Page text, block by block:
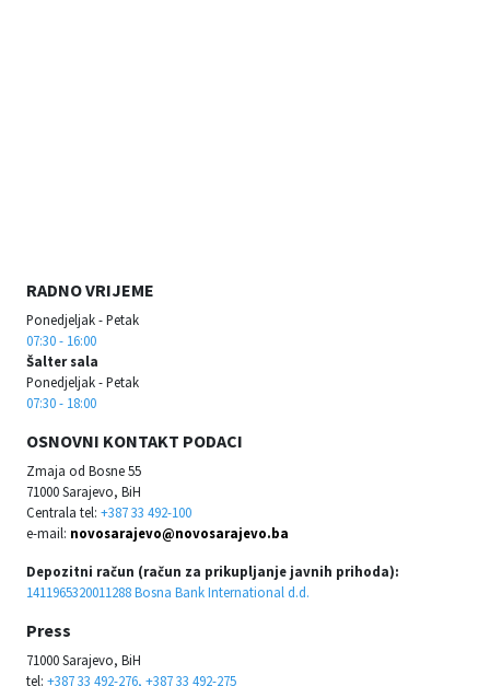
RADNO VRIJEME
Ponedjeljak - Petak
07:30 - 16:00
Šalter sala
Ponedjeljak - Petak
07:30 - 18:00
OSNOVNI KONTAKT PODACI
Zmaja od Bosne 55
71000 Sarajevo, BiH
Centrala tel: +387 33 492-100
e-mail: novosarajevo@novosarajevo.ba
Depozitni račun (račun za prikupljanje javnih prihoda):
1411965320011288 Bosna Bank International d.d.
Press
71000 Sarajevo, BiH
tel: +387 33 492-276, +387 33 492-275